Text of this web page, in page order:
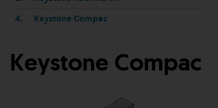
4.
Keystone Compac
Keystone Compac